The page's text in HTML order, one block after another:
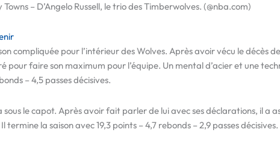
– D’Angelo Russell, le trio des Timberwolves. (@nba.com)
compliquée pour l’intérieur des Wolves. Après avoir vécu le décès
pour faire son maximum pour l’équipe. Un mental d’acier et une
– 4,5 passes décisives.
sous le capot. Après avoir fait parler de lui avec ses déclarations, il a
termine la saison avec 19,3 points – 4,7 rebonds – 2,9 passes décisives.